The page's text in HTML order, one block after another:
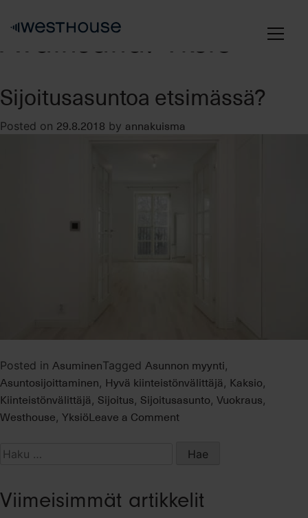
Avainsana: Yksiö
Sijoitusasuntoa etsimässä?
Posted on 29.8.2018 by annakuisma
Posted in AsuminenTagged Asunnon myynti,
Asuntosijoittaminen, Hyvä kiinteistönvälittäjä , Kaksio,
Kiinteistönvälittäjä , Sijoitus, Sijoitusasunto, Vuokraus,
Westhouse, YksiöLeave a Commenton
etsimässä?
Haku:
Viimeisimmät artikkelit